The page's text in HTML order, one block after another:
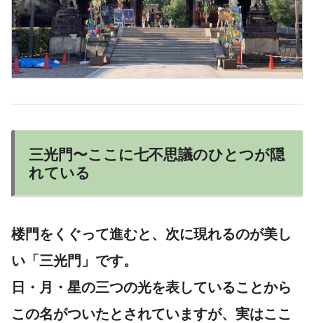
三光門〜ここに七不思議のひとつが隠
れている
楼門をくぐって進むと、次に現れるのが美し
い「三光門」です。
日・月・星の三つの光を表していることから
この名がついたとされていますが、実はここ